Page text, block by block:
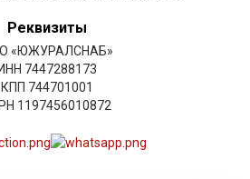
Реквизиты
«ЮЖУРАЛСНАБ»
ИНН 7447288173
КПП 744701001
1197456010872